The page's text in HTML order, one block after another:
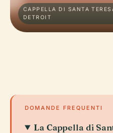
CAPPELLA DI SANTA
DETROIT
DOMANDE FREQUENTI
La Cappella di